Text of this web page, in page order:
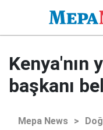
Kenya'nın
başkanı
Mepa News >